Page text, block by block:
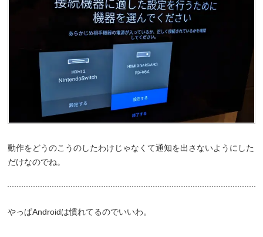
動作をどうのこうのしたわけじゃなくて通知を出さないようにした
だけなのでね。
やっぱAndroidは慣れてるのでいいわ。